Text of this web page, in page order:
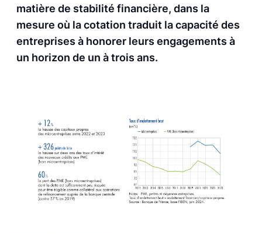
matière de stabilité financière, dans la
mesure où la cotation traduit la capacité des
entreprises à honorer leurs engagements à
un horizon de un à trois ans.